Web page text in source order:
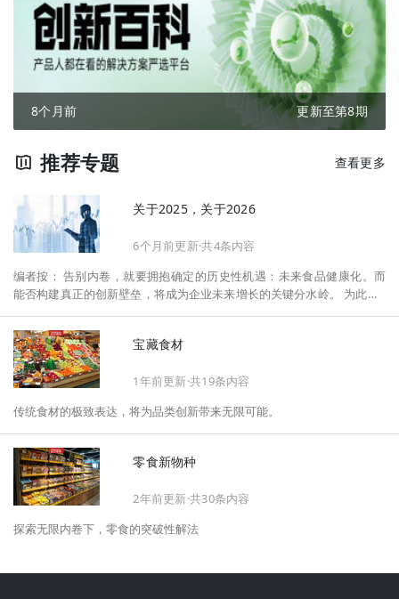
8个月前 更新至第8期
推荐专题 查看更多
关于2025，关于2026
6个月前更新·共4条内容
编者按： 告别内卷，就要拥抱确定的历史性机遇：未来食品健康化。而
能否构建真正的创新壁垒，将成为企业未来增长的关键分水岭。 为此，F
将以“创新产品”透视“未来机会”，以全球视野探寻中国机遇、增长解法，
拆解年度标杆的增长逻辑与谋篇布局，深挖“药食同源”“低GI”“老龄营
养”“清洁标签”等热门赛道的爆品基因，从趋势预判、品类创新、未来增长
机会、企业战略布局以及渠道变革等，为行业提供务实、前瞻的开年创新
宝藏食材
1年前更新·共19条内容
传统食材的极致表达，将为品类创新带来无限可能。
零食新物种
2年前更新·共30条内容
探索无限内卷下，零食的突破性解法